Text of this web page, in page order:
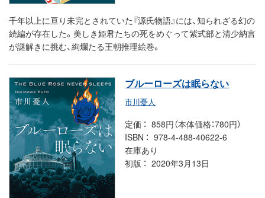
千年以上に亘り未完とされていた『源氏物語』には、知られざる幻の
続編が存在した。美しき姫君たちの死をめぐって紫式部と清少納言
が謎解きに挑む、絢爛たる王朝推理絵巻。
ブルーローズは眠らない
市川憂人
定価
858円（本体価格：780円）
ISBN
978-4-488-40622-6
在庫あり
初版
2020年3月13日